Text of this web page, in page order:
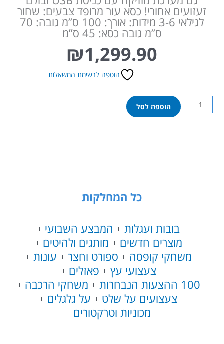
זעזועים אחורי! כסא עור מרופד צבעים: שחור
לגילאי 3-6 מידות: אורך: 100 ס”מ גובה: 70
ס”מ גובה כסא: 45 ס”מ
₪1,299.90
הוספה לרשימת המשאלות
כמות
של
עם
הוספה לסל
כל המחלקות
בובות ועגלות
המבצע השבועי
מוצרים חדשים
מותגים ולהיטים
משחקי קופסה
ספורט וחצר
עונות
צעצועי עץ
פאזלים
100 ההצעות הנבחרות
משחקי הרכבה
צעצועים על שלט
על גלגלים
מכוניות וטרקטורים